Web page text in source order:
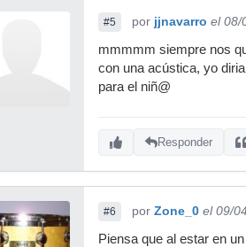
#5 por jjnavarro el 08/
mmmmm siempre nos
con una acústica, yo
para el niñ@
Responder
#6 por Zone_0 el 09/
Piensa que al estar en